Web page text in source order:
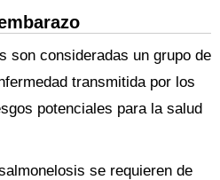
son consideradas un grupo de
transmitida por los
potenciales para la salud
se requieren de